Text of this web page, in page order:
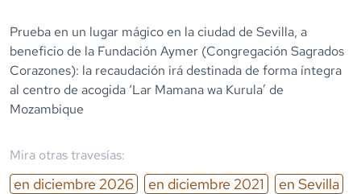
Prueba en un lugar mágico en la ciudad de Sevilla, a
beneficio de la Fundación Aymer (Congregación Sagrados
Corazones): la recaudación irá destinada de forma íntegra
al centro de acogida ‘Lar Mamana wa Kurula’ de
Mozambique
Mira otras travesías:
en diciembre 2026 en diciembre 2021 en Sevilla